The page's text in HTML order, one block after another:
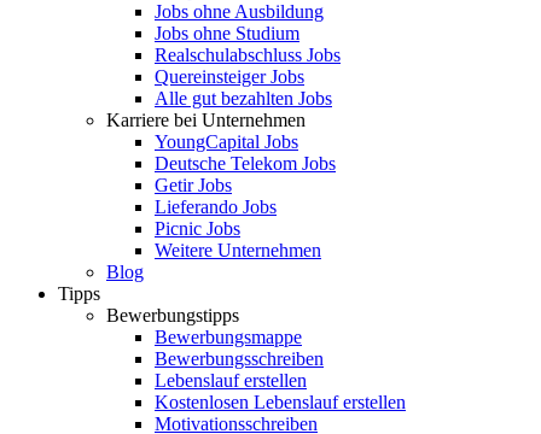
Jobs ohne Ausbildung
Jobs ohne Studium
Realschulabschluss Jobs
Quereinsteiger Jobs
Alle gut bezahlten Jobs
Karriere bei Unternehmen
YoungCapital Jobs
Deutsche Telekom Jobs
Getir Jobs
Lieferando Jobs
Picnic Jobs
Weitere Unternehmen
Blog
Tipps
Bewerbungstipps
Bewerbungsmappe
Bewerbungsschreiben
Lebenslauf erstellen
Kostenlosen Lebenslauf erstellen
Motivationsschreiben